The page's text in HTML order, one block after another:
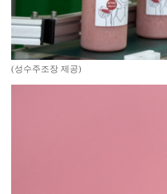
(성수주조장 제공)